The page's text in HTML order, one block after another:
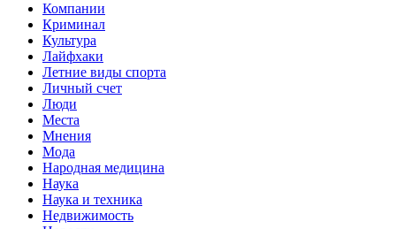
Компании
Криминал
Культура
Лайфхаки
Летние виды спорта
Личный счет
Люди
Места
Мнения
Мода
Народная медицина
Наука
Наука и техника
Недвижимость